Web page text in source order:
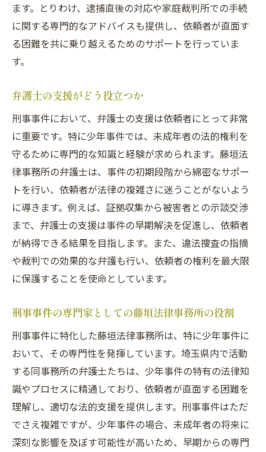
ます。とりわけ、逮捕直後の対応や家庭裁判所での手続
に関する専門的なアドバイスも提供し、依頼者が直面す
る困難を共に乗り越えるためのサポートを行っていま
す。
弁護士の支援がどう役立つか
刑事事件において、弁護士の支援は依頼者にとって非常
に重要です。特に少年事件では、未成年者の法的権利を
守るために専門的な知識と経験が求められます。藤垣法
律事務所の弁護士は、事件の初期段階から綿密なサポー
トを行い、依頼者が法律の複雑さに迷うことがないよう
に導きます。例えば、証拠収集から被害者との示談交渉
まで、弁護士の支援は事件の早期解決を促進し、依頼者
が納得できる結果を目指します。また、違法捜査の指摘
や裁判での効果的な弁護も行い、依頼者の権利を最大限
に保護することを使命としています。
刑事事件の専門家としての藤垣法律事務所の役割
刑事事件に特化した藤垣法律事務所は、特に少年事件に
おいて、その専門性を発揮しています。埼玉県内で活動
する同事務所の弁護士たちは、少年事件の特有の法律知
識やプロセスに精通しており、依頼者が直面する困難を
理解し、適切な法的支援を提供します。刑事事件はただ
でさえ複雑ですが、少年事件の場合、未成年者の将来に
深刻な影響を及ぼす可能性が高いため、早期からの専門